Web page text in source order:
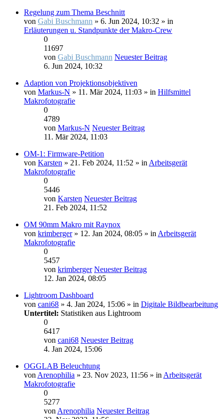
Regelung zum Thema Beschnitt
von Gabi Buschmann » 6. Jun 2024, 10:32 » in
Erläuterungen u. Standpunkte der Makro-Crew
0
11697
von Gabi Buschmann Neuester Beitrag
6. Jun 2024, 10:32
Adaption von Projektionsobjektiven
von Markus-N » 11. Mär 2024, 11:03 » in Hilfsmittel
Makrofotografie
0
4789
von Markus-N Neuester Beitrag
11. Mär 2024, 11:03
OM-1: Firmware-Petition
von Karsten » 21. Feb 2024, 11:52 » in Arbeitsgerät
Makrofotografie
0
5446
von Karsten Neuester Beitrag
21. Feb 2024, 11:52
OM 90mm Makro mit Raynox
von krimberger» 12. Jan 2024, 08:05 » in Arbeitsgerät
Makrofotografie
0
5457
von krimberger Neuester Beitrag
12. Jan 2024, 08:05
Lightroom Dashboard
von cani68 » 4. Jan 2024, 15:06 » in Digitale Bildbearbeitung
Untertitel: Statistiken aus Lightroom
0
6417
von cani68 Neuester Beitrag
4. Jan 2024, 15:06
OGGLAB Beleuchtung
von Arenophilia » 23. Nov 2023, 11:56 » in Arbeitsgerät
Makrofotografie
0
5277
von Arenophilia Neuester Beitrag